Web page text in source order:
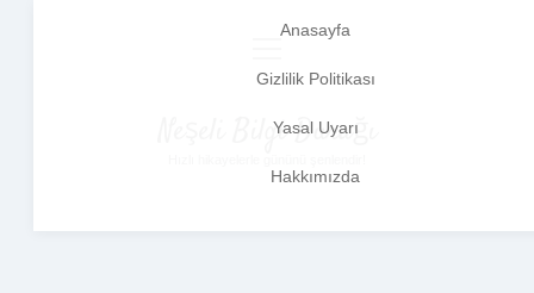
Anasayfa
Gizlilik Politikası
Yasal Uyarı
Hakkımızda
Neşeli Bilgi Durağı